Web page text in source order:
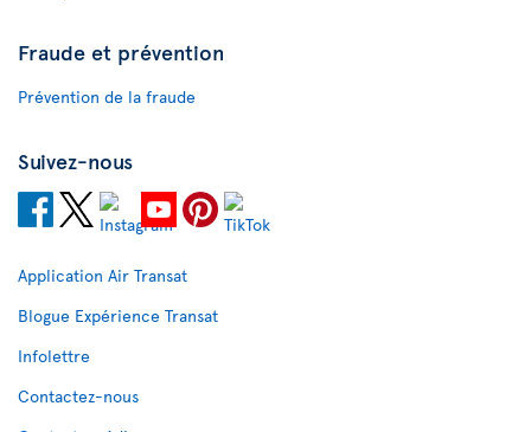
Fraude et prévention
Prévention de la fraude
Suivez-nous
Application Air Transat
Blogue Expérience Transat
Infolettre
Contactez-nous